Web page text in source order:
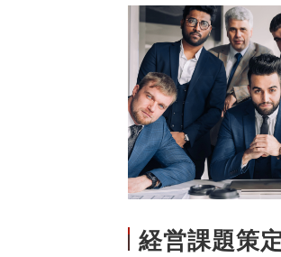
経営課題策